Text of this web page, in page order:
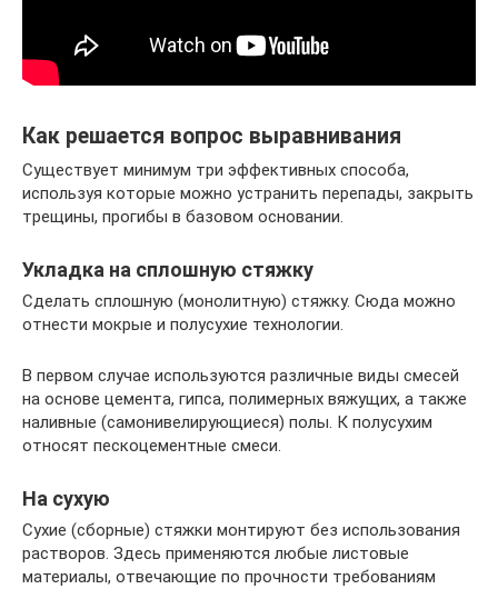
Как решается вопрос выравнивания
Существует минимум три эффективных способа,
используя которые можно устранить перепады, закрыть
трещины, прогибы в базовом основании.
Укладка на сплошную стяжку
Сделать сплошную (монолитную) стяжку. Сюда можно
отнести мокрые и полусухие технологии.
В первом случае используются различные виды смесей
на основе цемента, гипса, полимерных вяжущих, а также
наливные (самонивелирующиеся) полы. К полусухим
относят пескоцементные смеси.
На сухую
Сухие (сборные) стяжки монтируют без использования
растворов. Здесь применяются любые листовые
материалы, отвечающие по прочности требованиям